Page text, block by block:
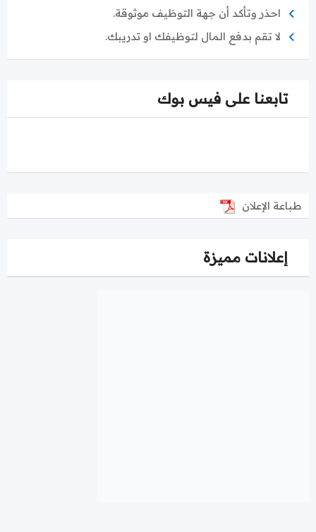
احذر وتأكد أن جهة التوظيف موثوقة.
لا تقم بدفع المال لتوظيفك او تدريبك.
تابعنا على فيس بوك
طباعة الإعلان
إعلانات مميزة